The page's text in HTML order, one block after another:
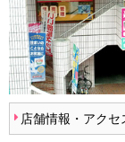
店舗情報・アクセ